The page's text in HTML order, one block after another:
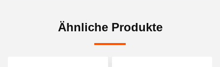
Ähnliche Produkte